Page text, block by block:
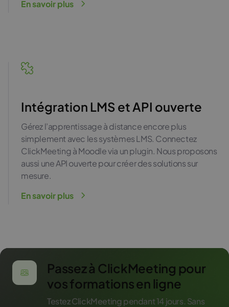
En savoir plus
Intégration LMS et API ouverte
Gérez l’apprentissage à distance encore plus
simplement avec les systèmes LMS. Connectez
ClickMeeting à Moodle via un plugin. Nous proposons
aussi une API ouverte pour créer des solutions sur
mesure.
En savoir plus
Passez à ClickMeeting pour
vos formations en ligne
Testez ClickMeeting pendant 14 jours. Sans